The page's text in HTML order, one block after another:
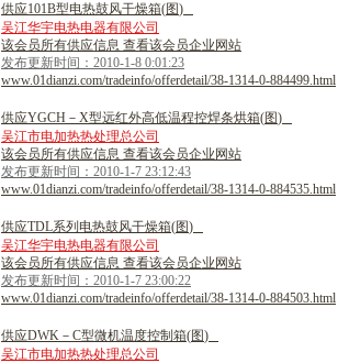
供应101B型电热鼓风干燥箱(图)
吴江华宇电热电器有限公司
该会员所有供应信息 查看该会员企业网站
发布更新时间：2010-1-8 0:01:23
www.01dianzi.com/tradeinfo/offerdetail/38-1314-0-884499.html
供应YGCH － X型远红外高低温程控焊条烘箱(图)
吴江市电加热热处理总公司
该会员所有供应信息 查看该会员企业网站
发布更新时间：2010-1-7 23:12:43
www.01dianzi.com/tradeinfo/offerdetail/38-1314-0-884535.html
供应TDL系列 电热鼓风干燥箱(图)
吴江华宇电热电器有限公司
该会员所有供应信息 查看该会员企业网站
发布更新时间：2010-1-7 23:00:22
www.01dianzi.com/tradeinfo/offerdetail/38-1314-0-884503.html
供应DWK － C型微机温度控制 箱(图)
吴江市电加热热处理总公司